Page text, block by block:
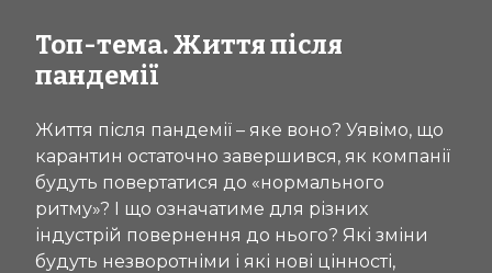
Топ-тема. Життя після
пандемії
Життя після пандемії – яке воно? Уявімо, що
карантин остаточно завершився, як компанії
будуть повертатися до «нормального
ритму»? І що означатиме для різних
індустрій повернення до нього? Які зміни
будуть незворотніми і які нові цінності,